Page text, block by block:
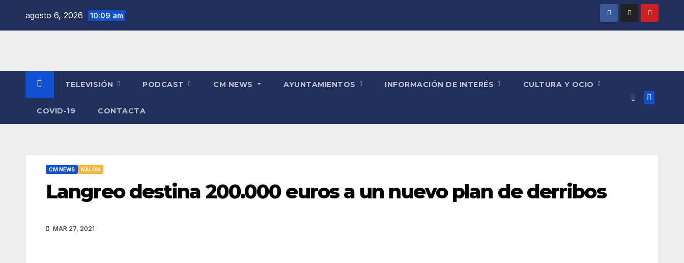
agosto 6, 2026 10:09 am
TELEVISIÓN PODCAST CM NEWS AYUNTAMIENTOS INFORMACIÓN DE INTERÉS CULTURA Y OCIO
COVID-19 CONTACTA
CM NEWS NALÓN
Langreo destina 200.000 euros a un nuevo plan de derribos
MAR 27, 2021